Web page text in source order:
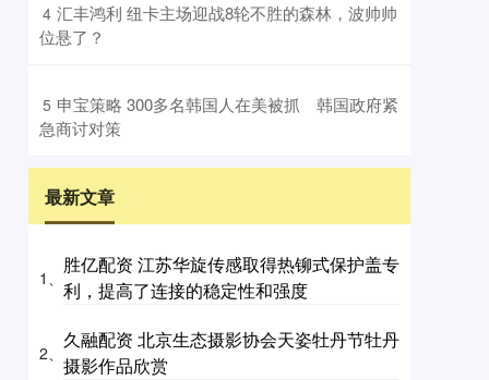
4 ​汇丰鸿利 纽卡主场迎战8轮不胜的森林，波帅帅
位悬了？
5 ​申宝策略 300多名韩国人在美被抓 韩国政府紧
急商讨对策
最新文章
1、
胜亿配资 江苏华旋传感取得热铆式保护盖专
利，提高了连接的稳定性和强度
2、
久融配资 北京生态摄影协会天姿牡丹节牡丹
摄影作品欣赏